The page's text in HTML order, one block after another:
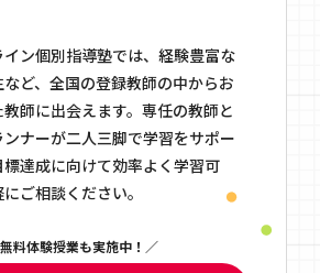
イン個別指導塾では、経験豊富な
ど、全国の登録教師の中からお
師に出会えます。専任の教師と
ナーが二人三脚で学習をサポー
標達成に向けて効率よく学習可
ご相談ください。
無料体験授業も実施中！